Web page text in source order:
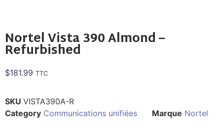
Nortel Vista 390 Almond –
Refurbished
$181.99 TTC
SKU VISTA390A-R
Category Communications unifiées Marque Nortel